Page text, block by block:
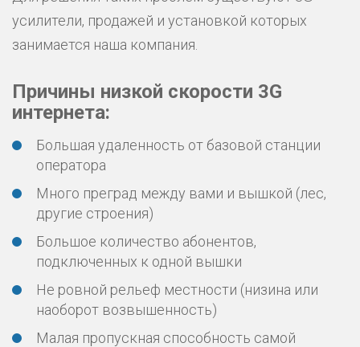
усилители, продажей и установкой которых
занимается наша компания.
Причины низкой скорости 3G
интернета:
Большая удаленность от базовой станции
оператора
Много преград между вами и вышкой (лес,
другие строения)
Большое количество абонентов,
подключенных к одной вышки
Не ровной рельеф местности (низина или
наоборот возвышенность)
Малая пропускная способность самой